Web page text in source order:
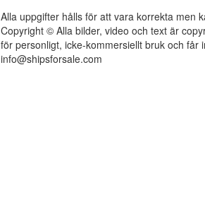
Alla uppgifter hålls för att vara korrekta men
Copyright © Alla bilder, video och text är
för personligt, icke-kommersiellt bruk och
info@shipsforsale.com